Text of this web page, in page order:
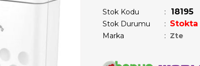
Stok Kodu 18195
Stok Durumu : Stokta
Marka : Zte